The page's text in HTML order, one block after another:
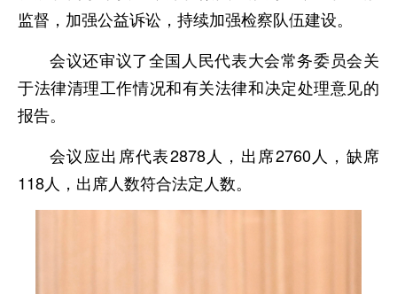
监督，加强公益诉讼，持续加强检察队伍建设。
会议还审议了全国人民代表大会常务委员会关
于法律清理工作情况和有关法律和决定处理意见的
报告。
会议应出席代表2878人，出席2760人，缺席
118人，出席人数符合法定人数。